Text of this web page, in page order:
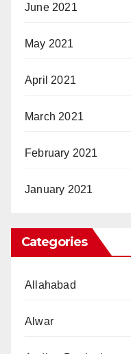
June 2021
May 2021
April 2021
March 2021
February 2021
January 2021
Categories
Allahabad
Alwar